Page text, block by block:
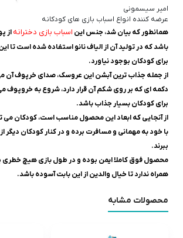
امیر سیسمونی
عرضه کننده انواع اسباب بازی های کودکانه
همانطور که بیان شد، جنس این اسباب بازی دخترانهاز
باشد که در تولید آن از الیاف نانو استفاده شده است
برای کودکان بوجود نیاورد.
از جمله جذاب ترین آبشن این عروسک، صدای خرپوف آن
دکمه ای که بر روی شکم آن قرار دارد، شروع به خروپوف
برای کودکان بسیار جذاب باشد.
از آنجایی که ابعاد این محصول مناسب است، کودکان می
با خود به مهمانی و مسافرت برده و در کنار کودکان دیگر
ببرند.
محصول فوق کاملا ایمن بوده و در طول بازی هیچ خطری
همراه ندارد تا خیال والدین از این بابت آسوده باشد.
محصولات مشابه